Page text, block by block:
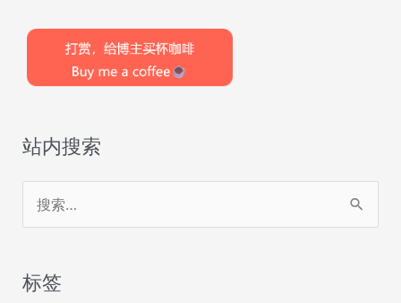
站内搜索
索
标签